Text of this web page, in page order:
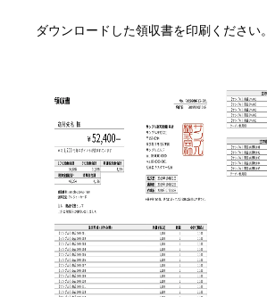
ダウンロードした領収書を印刷ください。